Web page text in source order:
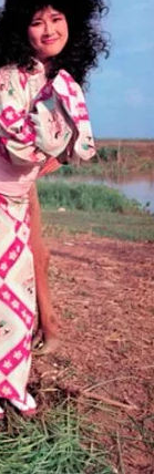
de zeer
Coast to
overzicht
opnemen.
de meest
Andere
label) staan
in het